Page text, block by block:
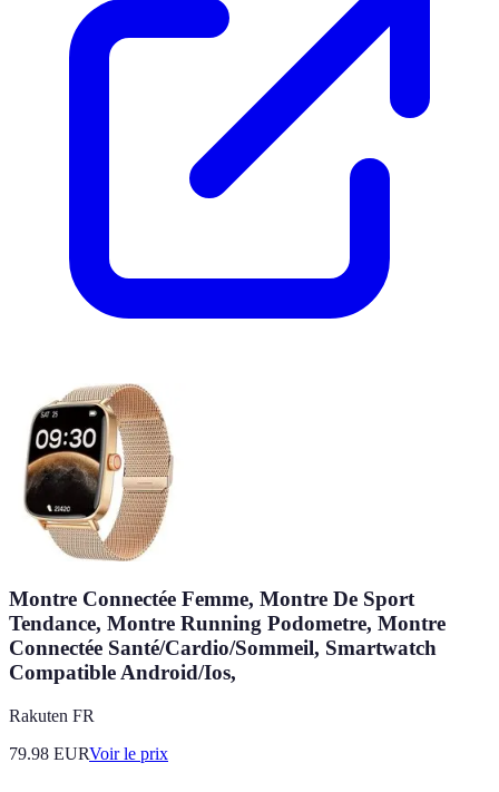
Montre Connectée Femme, Montre De Sport
Tendance, Montre Running Podometre, Montre
Connectée Santé/Cardio/Sommeil, Smartwatch
Compatible Android/Ios,
Rakuten FR
79.98 EURVoir le prix